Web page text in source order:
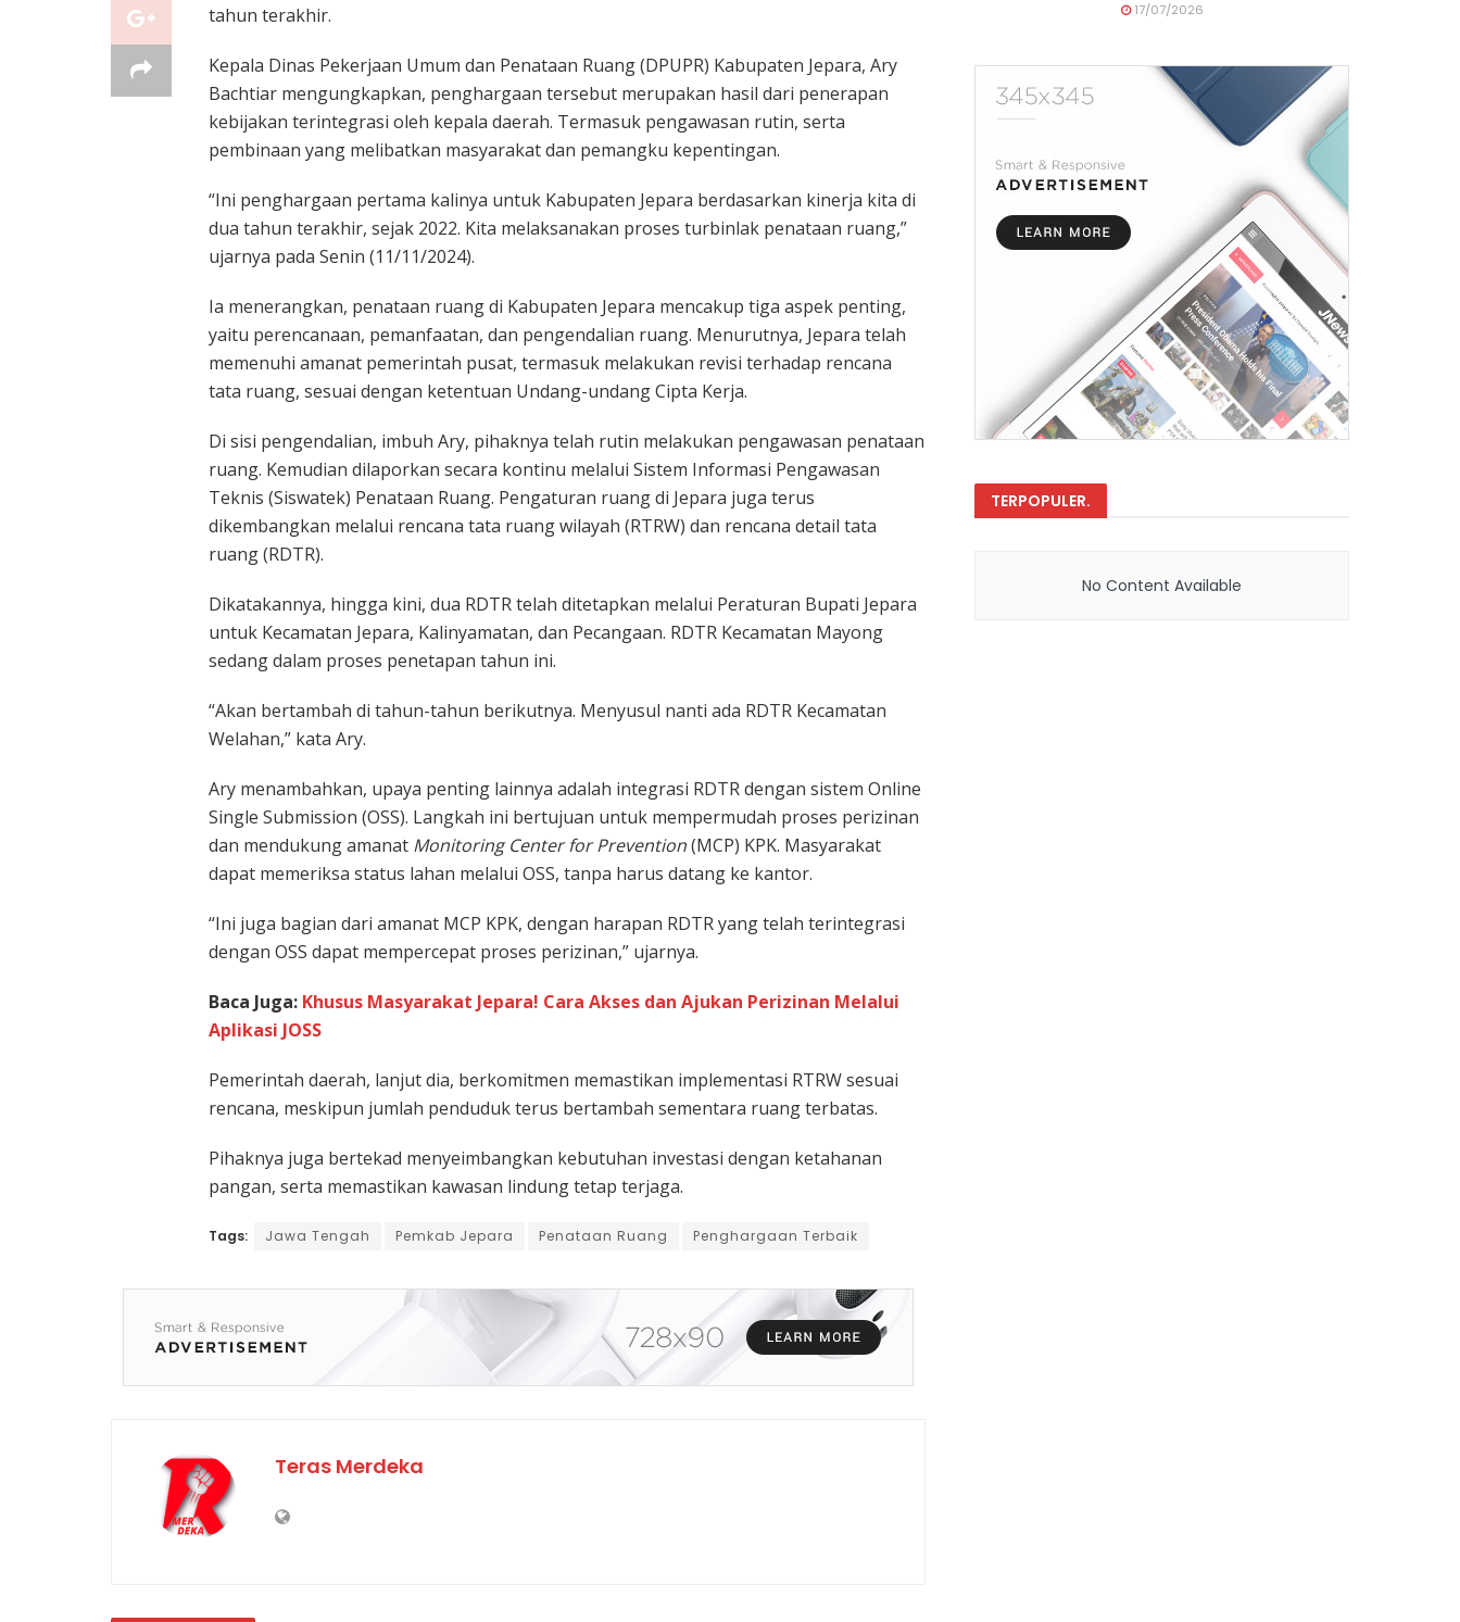
tahun terakhir.
Kepala Dinas Pekerjaan Umum dan Penataan Ruang (DPUPR) Kabupaten Jepara, Ary
Bachtiar mengungkapkan, penghargaan tersebut merupakan hasil dari penerapan
kebijakan terintegrasi oleh kepala daerah. Termasuk pengawasan rutin, serta
pembinaan yang melibatkan masyarakat dan pemangku kepentingan.
“Ini penghargaan pertama kalinya untuk Kabupaten Jepara berdasarkan kinerja kita di
dua tahun terakhir, sejak 2022. Kita melaksanakan proses turbinlak penataan ruang,”
ujarnya pada Senin (11/11/2024).
Ia menerangkan, penataan ruang di Kabupaten Jepara mencakup tiga aspek penting,
yaitu perencanaan, pemanfaatan, dan pengendalian ruang. Menurutnya, Jepara telah
memenuhi amanat pemerintah pusat, termasuk melakukan revisi terhadap rencana
tata ruang, sesuai dengan ketentuan Undang-undang Cipta Kerja.
Di sisi pengendalian, imbuh Ary, pihaknya telah rutin melakukan pengawasan penataan
ruang. Kemudian dilaporkan secara kontinu melalui Sistem Informasi Pengawasan
Teknis (Siswatek) Penataan Ruang. Pengaturan ruang di Jepara juga terus
dikembangkan melalui rencana tata ruang wilayah (RTRW) dan rencana detail tata
ruang (RDTR).
Dikatakannya, hingga kini, dua RDTR telah ditetapkan melalui Peraturan Bupati Jepara
untuk Kecamatan Jepara, Kalinyamatan, dan Pecangaan. RDTR Kecamatan Mayong
sedang dalam proses penetapan tahun ini.
“Akan bertambah di tahun-tahun berikutnya. Menyusul nanti ada RDTR Kecamatan
Welahan,” kata Ary.
Ary menambahkan, upaya penting lainnya adalah integrasi RDTR dengan sistem Online
Single Submission (OSS). Langkah ini bertujuan untuk mempermudah proses perizinan
dan mendukung amanat Monitoring Center for Prevention(MCP) KPK. Masyarakat
dapat memeriksa status lahan melalui OSS, tanpa harus datang ke kantor.
“Ini juga bagian dari amanat MCP KPK, dengan harapan RDTR yang telah terintegrasi
dengan OSS dapat mempercepat proses perizinan,” ujarnya.
Baca Juga: Khusus Masyarakat Jepara! Cara Akses dan Ajukan Perizinan Melalui
Aplikasi JOSS
Pemerintah daerah, lanjut dia, berkomitmen memastikan implementasi RTRW sesuai
rencana, meskipun jumlah penduduk terus bertambah sementara ruang terbatas.
Pihaknya juga bertekad menyeimbangkan kebutuhan investasi dengan ketahanan
pangan, serta memastikan kawasan lindung tetap terjaga.
Tags: Jawa Tengah Pemkab Jepara Penataan Ruang Penghargaan Terbaik
Teras Merdeka
17/07/2026
TERPOPULER.
No Content Available